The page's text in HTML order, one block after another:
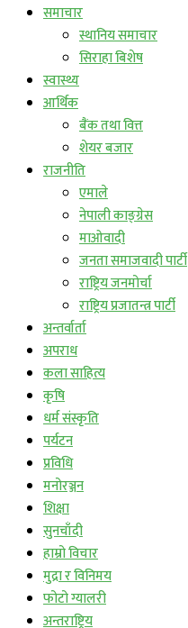
समाचार
स्थानिय समाचार
सिराहा बिशेष
स्वास्थ्य
आर्थिक
बैंक तथा वित्त
शेयर बजार
राजनीति
एमाले
नेपाली काङ्ग्रेस
माओवादी
जनता समाजवादी पार्टी
राष्ट्रिय जनमोर्चा
राष्ट्रिय प्रजातन्त्र पार्टी
अन्तर्वार्ता
अपराध
कला साहित्य
कृषि
धर्म संस्कृति
पर्यटन
प्रविधि
मनोरञ्जन
शिक्षा
सुनचाँदी
हाम्रो विचार
मुद्रा र विनिमय
फोटो ग्यालरी
अन्तराष्ट्रिय